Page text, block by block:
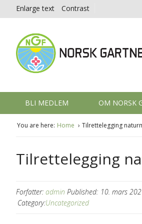
Enlarge text Contrast
BLI MEDLEM OM NORSK
You are here: Home Tilrettelegging
Tilrettelegging
Forfatter: admin Published: 10. mars
Category:Uncategorized